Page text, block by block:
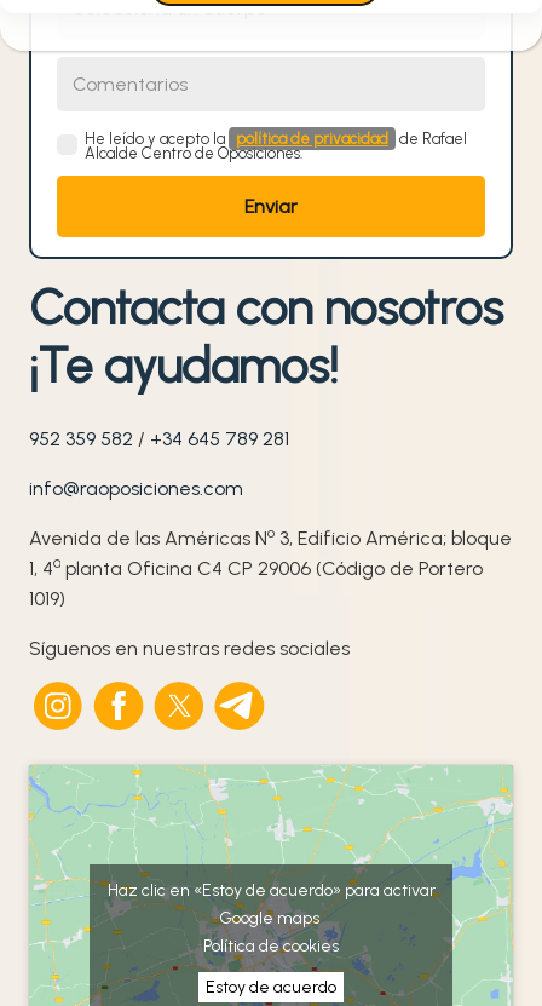
He leído y acepto la política de privacidad
de Rafael
Alcalde Centro de Oposiciones.
Contacta con nosotros
¡Te ayudamos!
952 359 582 / +34 645 789 281
info@raoposiciones.com
Avenida de las Américas No 3, Edificio América; bloque
1, 4ª planta Oficina C4 CP 29006 (Código de Portero
1019)
Síguenos en nuestras redes sociales
Haz clic en «Estoy de acuerdo» para activar
Google maps
Política de cookies
Estoy de acuerdo